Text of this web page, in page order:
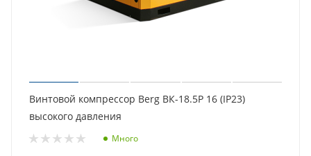
Винтовой компрессор Berg ВК-18.5Р 16 (IP23)
высокого давления
Много